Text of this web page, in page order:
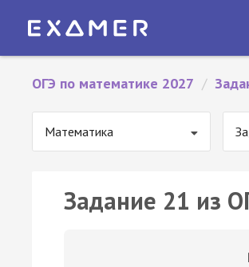
ОГЭ по математике 2027 /
Математика
Задание 21 из